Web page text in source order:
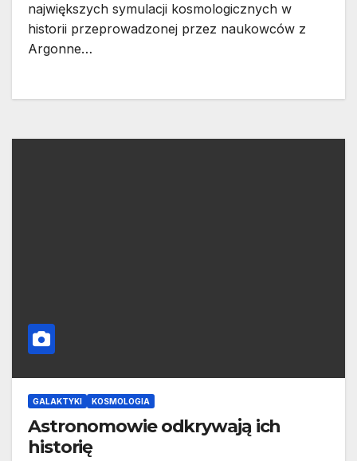
największych symulacji kosmologicznych w
historii przeprowadzonej przez naukowców z
Argonne…
GALAKTYKI KOSMOLOGIA
Astronomowie odkrywają ich
historię